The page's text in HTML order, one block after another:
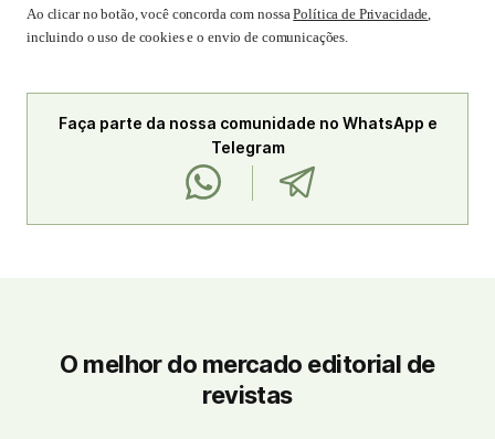
Ao clicar no botão, você concorda com nossaPolítica de Privacidade,
incluindo o uso de cookies e o envio de comunicações.
Faça parte da nossa comunidade no WhatsApp e
Telegram
O melhor do mercado editorial de
revistas